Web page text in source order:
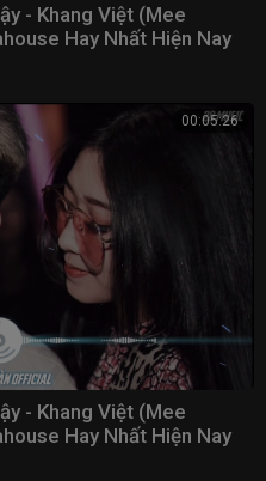
- Khang Việt (Mee
Hay Nhất Hiện Nay
00:05:26
- Khang Việt (Mee
Hay Nhất Hiện Nay